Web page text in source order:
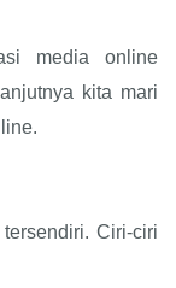
media online
kita mari
Ciri-ciri